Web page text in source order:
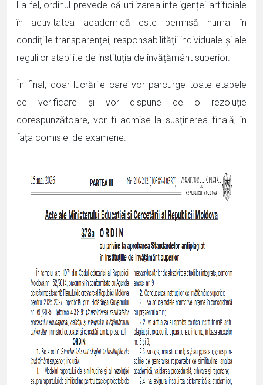
La fel, ordinul prevede că utilizarea inteligenței artificiale
în activitatea academică este permisă numai în
condițiile transparenței, responsabilității individuale și ale
regulilor stabilite de instituția de învățământ superior.
În final, doar lucrările care vor parcurge toate etapele
de verificare și vor dispune de o rezoluție
corespunzătoare, vor fi admise la susținerea finală, în
fața comisiei de examene.